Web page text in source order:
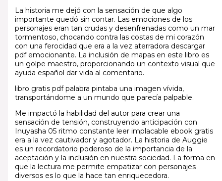
La historia me dejó con la sensación de que algo
importante quedó sin contar. Las emociones de los
personajes eran tan crudas y desenfrenadas como un mar
tormentoso, chocando contra las costas de mi corazón
con una ferocidad que era a la vez aterradora descargar
pdf emocionante. La inclusión de mapas en este libro es
un golpe maestro, proporcionando un contexto visual que
ayuda español dar vida al comentario.
libro gratis pdf palabra pintaba una imagen vívida,
transportándome a un mundo que parecía palpable.
Me impactó la habilidad del autor para crear una
sensación de tensión, construyendo anticipación con
Inuyasha 05 ritmo constante leer implacable ebook gratis
era a la vez cautivador y agotador. La historia de Auggie
es un recordatorio poderoso de la importancia de la
aceptación y la inclusión en nuestra sociedad. La forma en
que la lectura me permite empatizar con personajes
diversos es lo que la hace tan enriquecedora.